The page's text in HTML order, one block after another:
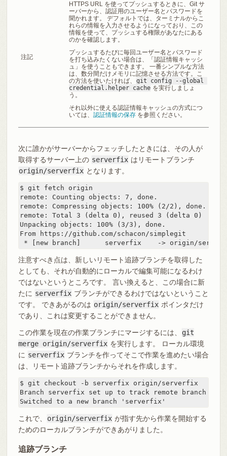
注記
HTTPS URL を使ってプッシュするときに、Git サ
ーバーから、認証用のユーザー名とパスワードを
聞かれます。 デフォルトでは、ターミナルからこ
れらの情報を入力させるようになっており、この
情報を使って、プッシュする権限があなたにある
のかを確認します。
プッシュするたびに毎回ユーザー名とパスワード
を打ち込みたくない場合は、「認証情報キャッシ
ュ」を使うこともできます。 一番シンプルな方法
は、数分間だけメモリに記憶させる方法です。こ
の方法を使いたければ、 git config --global
credential.helper cache を実行しましょ
う。
それ以外に使える認証情報キャッシュの方式につ
いては、 認証情報の保存を参照ください。
次に誰かがサーバーからフェッチしたときには、その人が
取得するサーバー上の serverfix はリモートブランチ
origin/serverfix となります。
$ git fetch origin
remote: Counting objects: 7, done.
remote: Compressing objects: 100% (2/2), done.
remote: Total 3 (delta 0), reused 3 (delta 0)
Unpacking objects: 100% (3/3), done.
From https://github.com/schacon/simplegit
* [new branch]      serverfix    -> origin/
注意すべき点は、新しいリモート追跡ブランチを取得した
としても、それが自動的にローカルで編集可能になるわけ
ではないというところです。 言い換えると、この場合に新
たに serverfix ブランチができるわけではないということ
です。 できあがるのは origin/serverfix ポインタだけ
であり、これは変更することができません。
この作業を現在の作業ブランチにマージするには、
git
merge origin/serverfix を実行します。 ローカル環境
に serverfix ブランチを作ってそこで作業を進めたい場合
は、リモート追跡ブランチからそれを作成します。
$ git checkout -b serverfix origin/serverfix
Branch serverfix set up to track remote branch
Switched to a new branch 'serverfix'
これで、 origin/serverfix が指す先から作業を開始する
ためのローカルブランチができあがりました。
追跡ブランチ